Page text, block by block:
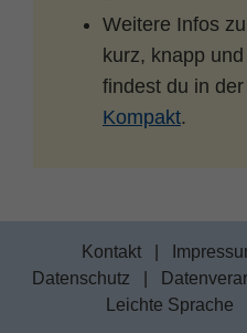
Weitere Infos
kurz, knapp
findest du in der
Kompakt.
Kontakt
Datenschutz
Leichte Sprache